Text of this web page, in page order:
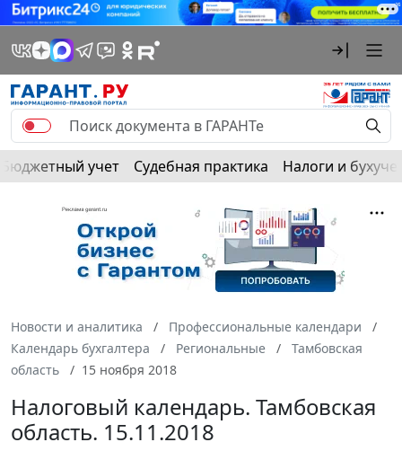
Бюджетный учет Судебная практика Налоги и
Новости и аналитика
Профессиональные календари
Календарь бухгалтера
Региональные
Тамбовская
область
15 ноября 2018
Налоговый календарь. Тамбовская
область. 15.11.2018